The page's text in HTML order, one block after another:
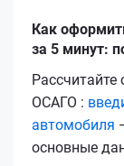
Как
за 5 минут:
ОСАГО :
автомобиля
основные